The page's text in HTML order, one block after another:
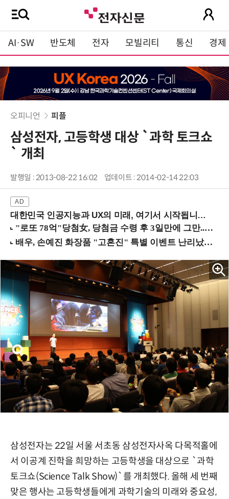
AI·SW 반도체 전자 모빌리티 통신 경제
오피니언 피플
삼성전자, 고등학생 대상 `과학 토크쇼
` 개최
발행일 : 2013-08-22 16:02 업데이트 : 2014-02-14 22:03
대한민국 인공지능과 UX의 미래, 여기서 시작됩니다! (9/2 강남역)
삼성전자는 22일 서울 서초동 삼성전자사옥 다목적홀에
서 이공계 진학을 희망하는 고등학생을 대상으로 `과학
토크쇼(Science Talk Show)`를 개최했다. 올해 세 번째
맞은 행사는 고등학생들에게 과학기술의 미래와 중요성,